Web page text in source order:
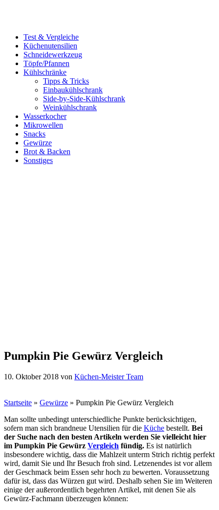
Test & Vergleiche
Küchenutensilien
Schneidewerkzeug
Töpfe/Pfannen
Kühlschränke
Tipps & Tricks
Einbaukühlschrank
Side-by-Side-Kühlschrank
Weinkühlschrank
Wasserkocher
Mikrowellen
Snacks
Gewürze
Brot & Backen
Sonstiges
Pumpkin Pie Gewürz Vergleich
10. Oktober 2018 von Küchen-Meister Team
Startseite » Gewürze » Pumpkin Pie Gewürz Vergleich
Man sollte unbedingt unterschiedliche Punkte berücksichtigen,
sofern man sich brandneue Utensilien für die Küche bestellt. Bei
der Suche nach den besten Artikeln werden Sie vielleicht hier
im Pumpkin Pie Gewürz Vergleich fündig. Es ist natürlich
insbesondere wichtig, dass die Mahlzeit unterm Strich richtig perfekt
wird, damit Sie und Ihr Besuch froh sind. Letzenendes ist vor allem
der Geschmack beim Essen sehr hoch zu bewerten. Voraussetzung
dafür ist, dass das Würzen gut wird. Deshalb sehen Sie im Weiteren
einige der außerordentlich begehrten Artikel, mit denen Sie als
Gewürz-Fachmann überzeugen können: